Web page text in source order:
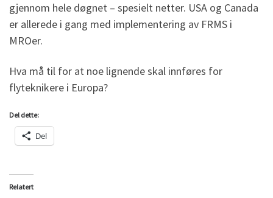
gjennom hele døgnet – spesielt netter. USA og Canada
er allerede i gang med implementering av FRMS i
MROer.
Hva må til for at noe lignende skal innføres for
flyteknikere i Europa?
Del dette:
Del
Relatert